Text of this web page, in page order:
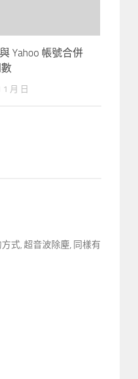
Yahoo 帳號合併
月 日
式, 超音波除塵, 同樣有